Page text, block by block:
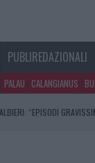
PUBLIREDAZIONALI
PALAU CALANGIANUS
“EPISODI